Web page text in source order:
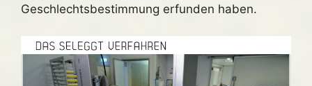
Geschlechtsbestimmung erfunden haben.